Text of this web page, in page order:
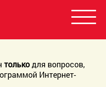
толькодля вопросов,
Интернет-